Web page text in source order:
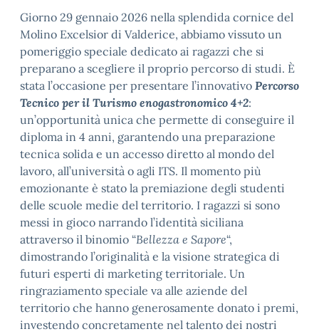
Giorno 29 gennaio 2026 nella splendida cornice del
Molino Excelsior di Valderice, abbiamo vissuto un
pomeriggio speciale dedicato ai ragazzi che si
preparano a scegliere il proprio percorso di studi. È
stata l’occasione per presentare l’innovativo Percorso
Tecnico per il Turismo enogastronomico 4+2:
un’opportunità unica che permette di conseguire il
diploma in 4 anni, garantendo una preparazione
tecnica solida e un accesso diretto al mondo del
lavoro, all’università o agli ITS. Il momento più
emozionante è stato la premiazione degli studenti
delle scuole medie del territorio. I ragazzi si sono
messi in gioco narrando l’identità siciliana
attraverso il binomio “Bellezza e Sapore“,
dimostrando l’originalità e la visione strategica di
futuri esperti di marketing territoriale. Un
ringraziamento speciale va alle aziende del
territorio che hanno generosamente donato i premi,
investendo concretamente nel talento dei nostri